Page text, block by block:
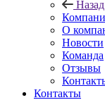
Назад
О
Новости
Команда
Отзывы
Контакты